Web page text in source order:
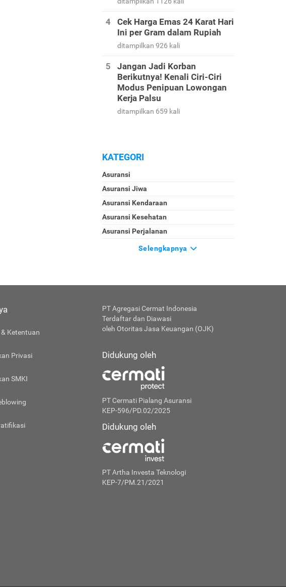
Cek Harga Emas 24 Karat Hari
Ini per Gram dalam Rupiah
ditampilkan 926 kali
Jangan Jadi Korban
Berikutnya! Kenali Ciri-Ciri
Modus Penipuan Lowongan
Kerja Palsu
ditampilkan 659 kali
KATEGORI
Asuransi
Asuransi Jiwa
Asuransi Kendaraan
Asuransi Kesehatan
Asuransi Perjalanan
Selengkapnya
Ketentuan
Privasi
SMKI
PT Agregasi Cermat Indonesia
Terdaftar dan Diawasi
oleh Otoritas Jasa Keuangan (OJK)
Didukung oleh
PT Cermati Pialang Asuransi
KEP-596/PD.02/2025
Didukung oleh
PT Artha Investa Teknologi
KEP-7/PM.21/2021